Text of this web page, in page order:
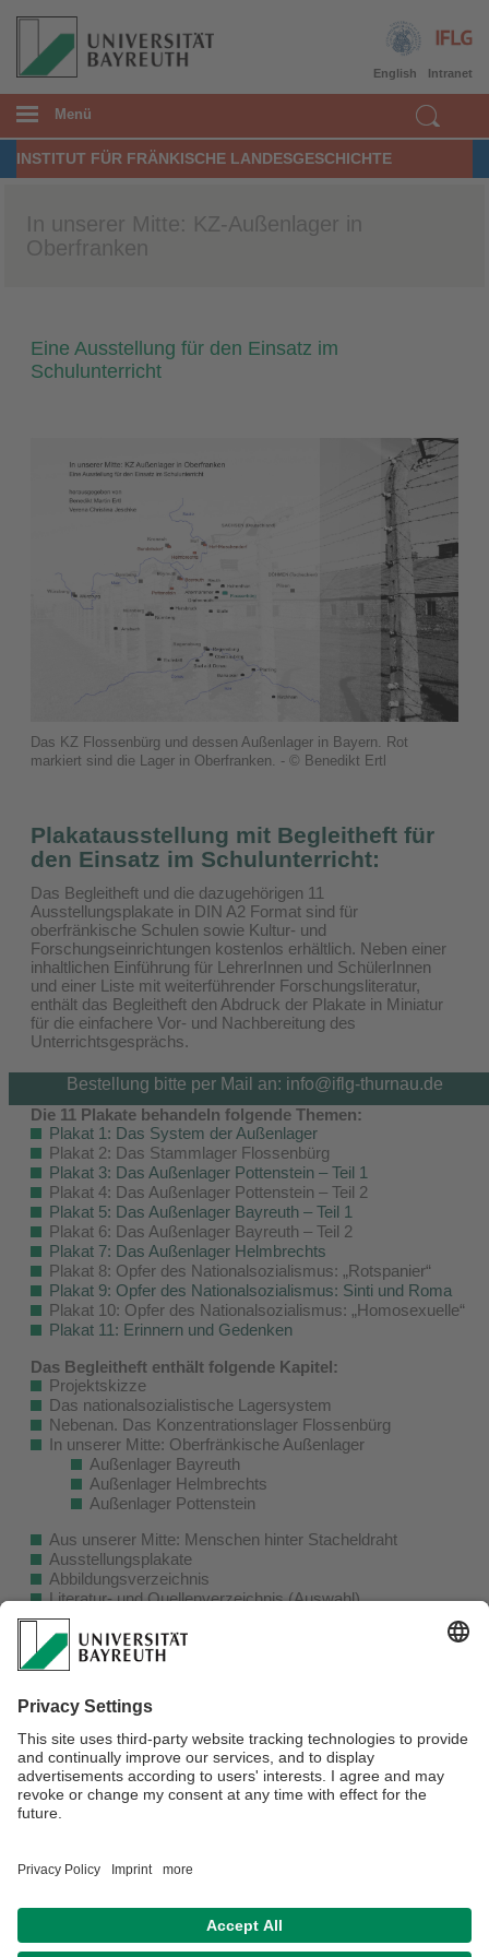
Intranet
English
Menü
INSTITUT FÜR FRÄNKISCHE LANDESGESCHICHTE
In unserer Mitte: KZ-Außenlager in
Oberfranken
Eine Ausstellung für den Einsatz im
Schulunterricht
Das KZ Flossenbürg und dessen Außenlager in Bayern. Rot
markiert sind die Lager in Oberfranken. - © Benedikt Ertl
Plakatausstellung mit Begleitheft für
den Einsatz im Schulunterricht:
Das Begleitheft und die dazugehörigen 11
Ausstellungsplakate in DIN A2 Format sind für
oberfränkische Schulen sowie Kultur- und
Forschungseinrichtungen kostenlos erhältlich. Neben einer
inhaltlichen Einführung für LehrerInnen und SchülerInnen
und einer Liste mit weiterführender Forschungsliteratur,
enthält das Begleitheft den Abdruck der Plakate in Miniatur
für die einfachere Vor- und Nachbereitung des
Unterrichtsgesprächs.
Bestellung bitte per Mail an: info@iflg-thurnau.de
Die 11 Plakate behandeln folgende Themen:
Plakat 1: Das System der Außenlager
Plakat 2: Das Stammlager Flossenbürg
Plakat 3: Das Außenlager Pottenstein – Teil 1
Plakat 4: Das Außenlager Pottenstein – Teil 2
Plakat 5: Das Außenlager Bayreuth – Teil 1
Plakat 6: Das Außenlager Bayreuth – Teil 2
Plakat 7: Das Außenlager Helmbrechts
Plakat 8: Opfer des Nationalsozialismus: „Rotspanier“
Plakat 9: Opfer des Nationalsozialismus: Sinti und Roma
Plakat 10: Opfer des Nationalsozialismus: „Homosexuelle“
Plakat 11: Erinnern und Gedenken
Das Begleitheft enthält folgende Kapitel:
Projektskizze
Das nationalsozialistische Lagersystem
Nebenan. Das Konzentrationslager Flossenbürg
In unserer Mitte: Oberfränkische Außenlager
Außenlager Bayreuth
Außenlager Helmbrechts
Außenlager Pottenstein
Aus unserer Mitte: Menschen hinter Stacheldraht
Ausstellungsplakate
Abbildungsverzeichnis
Literatur- und Quellenverzeichnis (Auswahl)
Impressum
Projektleitung: Benedikt Martin Ertl, M.A. und Verena
Christina Jeschke, M.A.
verena.jeschke@uni-bayreuth.de
ZurProjektbeschreibungund zurProjektskizze(PDF)